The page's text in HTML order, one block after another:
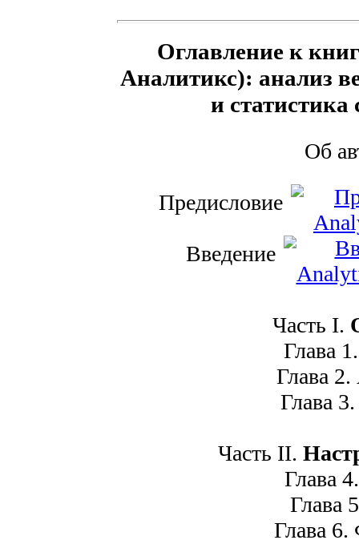
Оглавление к
Аналитикс): анализ
и статистика
Об
Предисловие
Введение
Часть I.
Глава
Глава 2.
Глава
Часть II.
Глава 4.
Глава
Глава 6.